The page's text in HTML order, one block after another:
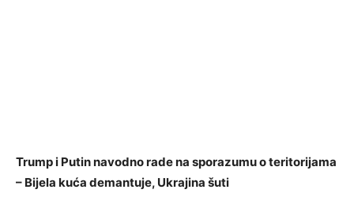
Trump i Putin navodno rade na sporazumu o teritorijama
– Bijela kuća demantuje, Ukrajina šuti